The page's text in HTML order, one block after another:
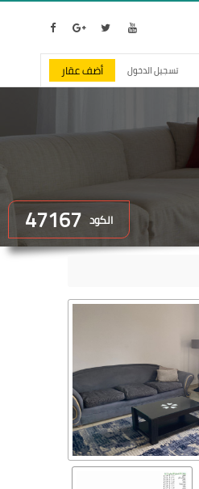
تسجيل الدخول أضف عقار
الكود 47167